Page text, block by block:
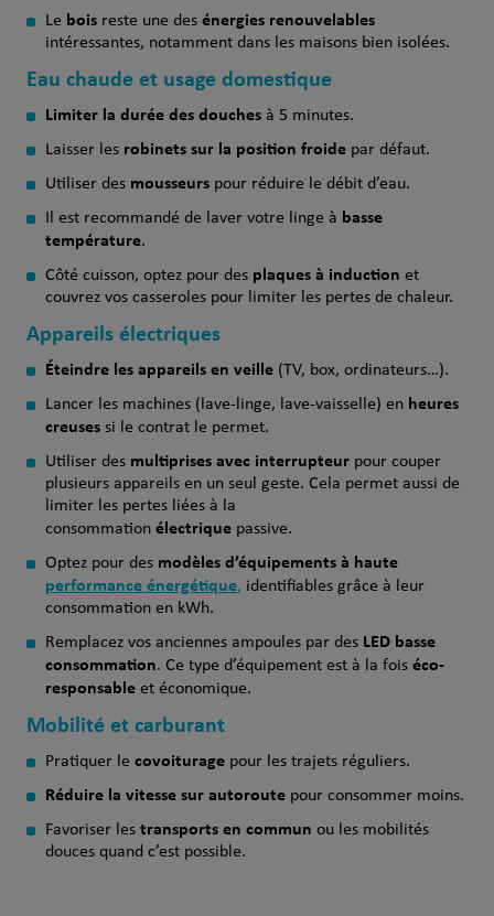
Le boisreste une des énergies renouvelables
intéressantes, notamment dans les maisons bien isolées.
Eau chaude et usage domestique
Limiter la durée des douchesà 5 minutes.
Laisser les robinets sur la position froidepar défaut.
Utiliser des mousseurspour réduire le débit d’eau.
Il est recommandé de laver votre linge à basse
température.
Côté cuisson, optez pour des plaques à induction et
couvrez vos casseroles pour limiter les pertes de chaleur.
Appareils électriques
Éteindre les appareils en veille(TV, box, ordinateurs…).
Lancer les machines (lave-linge, lave-vaisselle) en heures
creusessi le contrat le permet.
Utiliser des multiprises avec interrupteurpour couper
plusieurs appareils en un seul geste. Cela permet aussi de
limiter les pertes liées à la
consommation électriquepassive.
Optez pour des modèles d’équipements à haute
performance énergétique, identifiables grâce à leur
consommation en kWh.
Remplacez vos anciennes ampoules par des LED basse
consommation. Ce type d’équipement est à la fois éco-
responsableet économique.
Mobilité et carburant
Pratiquer le covoituragepour les trajets réguliers.
Réduire la vitesse sur autoroutepour consommer moins.
Favoriser les transports en commun ou les mobilités
douces quand c’est possible.